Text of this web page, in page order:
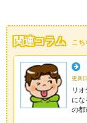
関連コラム こち
更新
リ
に
の都